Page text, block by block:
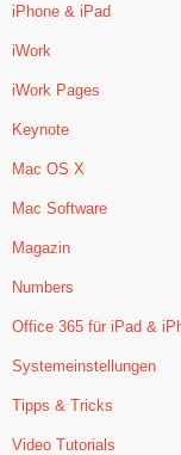
iPhone & iPad
iWork
iWork Pages
Keynote
Mac OS X
Mac Software
Magazin
Numbers
Office 365 für iPad &
Systemeinstellungen
Tipps & Tricks
Video Tutorials